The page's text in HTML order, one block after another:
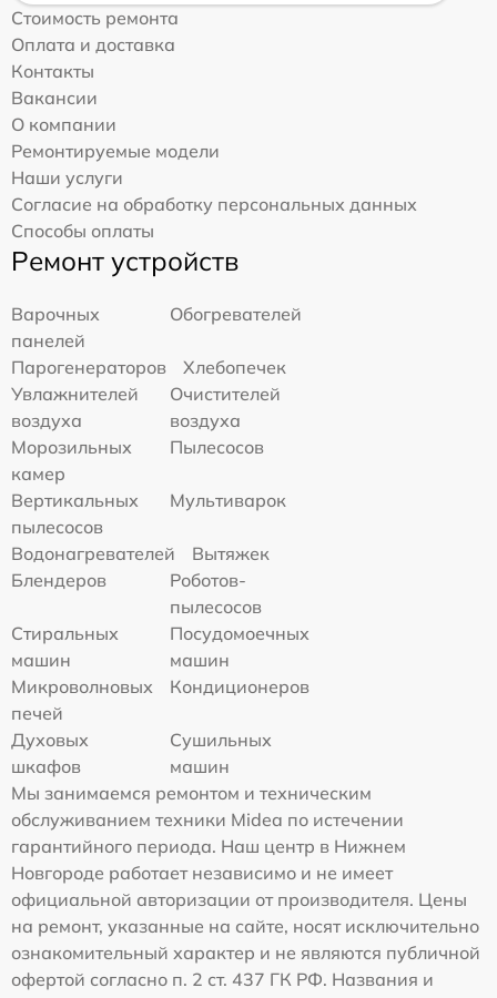
Стоимость ремонта
Оплата и доставка
Контакты
Вакансии
О компании
Ремонтируемые модели
Наши услуги
Согласие на обработку персональных данных
Способы оплаты
Ремонт устройств
Варочных
панелей
Обогревателей
Парогенераторов
Хлебопечек
Увлажнителей
воздуха
Очистителей
воздуха
Морозильных
камер
Пылесосов
Вертикальных
пылесосов
Мультиварок
Водонагревателей
Вытяжек
Блендеров
Роботов-
пылесосов
Стиральных
машин
Посудомоечных
машин
Микроволновых
печей
Кондиционеров
Духовых
шкафов
Сушильных
машин
Мы занимаемся ремонтом и техническим
обслуживанием техники Midea по истечении
гарантийного периода. Наш центр в Нижнем
Новгороде работает независимо и не имеет
официальной авторизации от производителя. Цены
на ремонт, указанные на сайте, носят исключительно
ознакомительный характер и не являются публичной
офертой согласно п. 2 ст. 437 ГК РФ. Названия и